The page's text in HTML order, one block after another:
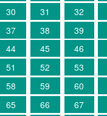
30 31 32
37 38 39
44 45 46
51 52 53
58 59 60
65 66 67